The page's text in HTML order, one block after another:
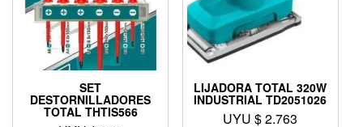
SET
DESTORNILLADORES
TOTAL THTIS566
LIJADORA TOTAL 320W
INDUSTRIAL TD2051026
UYU $2.763